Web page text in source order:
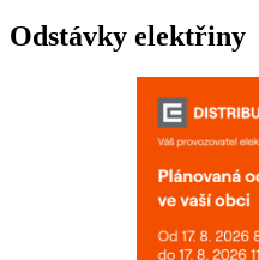
Odstávky elektřiny